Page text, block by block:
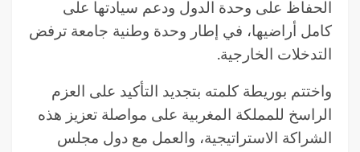
الحفاظ على وحدة الدول ودعم سيادتها على
كامل أراضيها، في إطار وحدة وطنية جامعة ترفض
التدخلات الخارجية.
واختتم بوريطة كلمته بتجديد التأكيد على العزم
الراسخ للمملكة المغربية على مواصلة تعزيز هذه
الشراكة الاستراتيجية، والعمل مع دول مجلس